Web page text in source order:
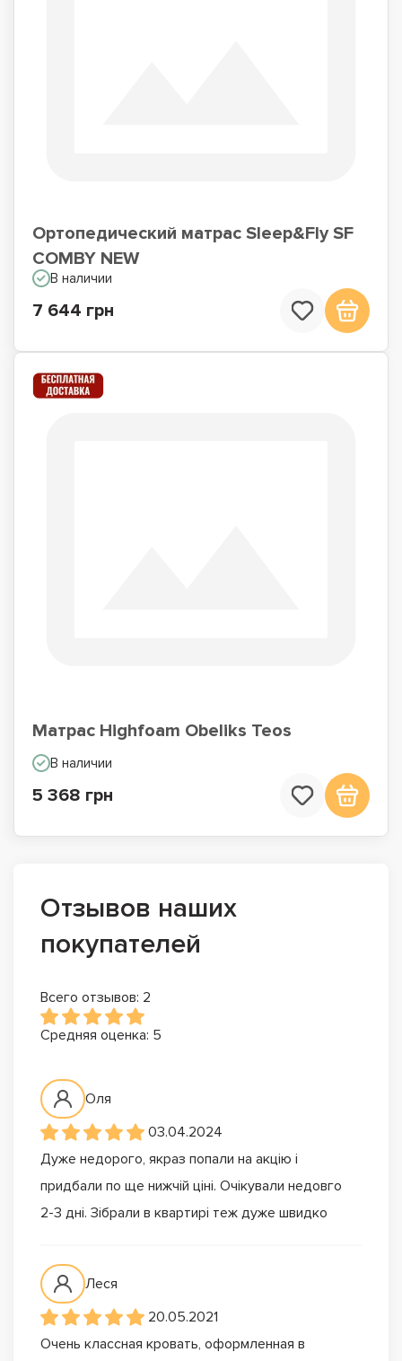
Ортопедический матрас Sleep&Fly SF
COMBY NEW
В наличии
7 644 грн
Матрас Highfoam Obeliks Teos
В наличии
5 368 грн
Отзывов наших
покупателей
Всего отзывов: 2
Средняя оценка: 5
Оля
03.04.2024
Дуже недорого, якраз попали на акцію і
придбали по ще нижчій ціні. Очікували недовго
2-3 дні. Зібрали в квартирі теж дуже швидко
Леся
20.05.2021
Очень классная кровать, оформленная в